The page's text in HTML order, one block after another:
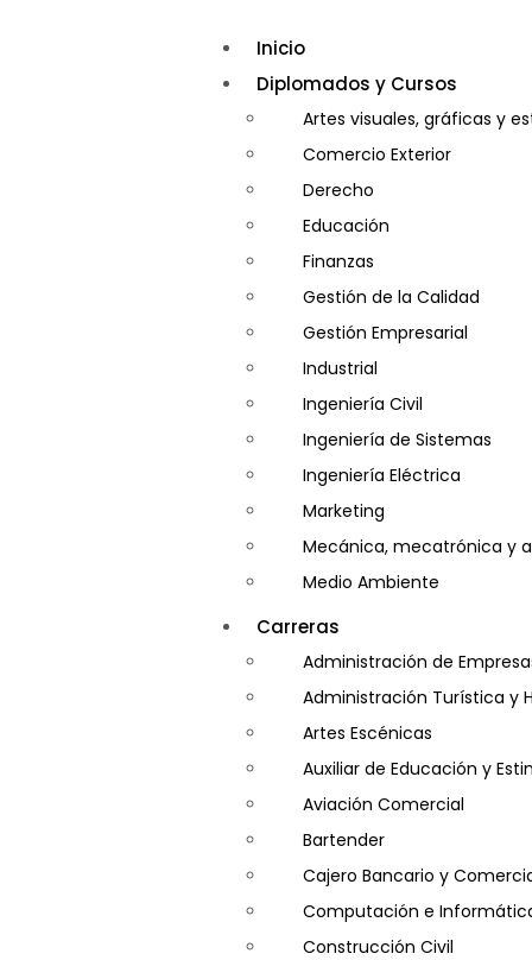
Inicio
Diplomados y Cursos
Artes visuales, gráficas y
Comercio Exterior
Derecho
Educación
Finanzas
Gestión de la Calidad
Gestión Empresarial
Industrial
Ingeniería Civil
Ingeniería de Sistemas
Ingeniería Eléctrica
Marketing
Mecánica, mecatrónica y
Medio Ambiente
Minería e Hidrocarburos
Salud y Psicología
Seguridad
Carreras
Administración de
Administración Turística y
Artes Escénicas
Auxiliar de Educación y
Aviación Comercial
Bartender
Cajero Bancario y
Computación e
Construcción Civil